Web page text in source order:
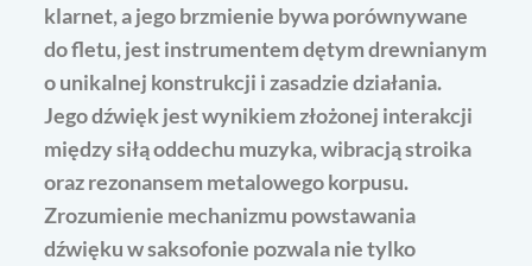
klarnet, a jego brzmienie bywa porównywane
do fletu, jest instrumentem dętym drewnianym
o unikalnej konstrukcji i zasadzie działania.
Jego dźwięk jest wynikiem złożonej interakcji
między siłą oddechu muzyka, wibracją stroika
oraz rezonansem metalowego korpusu.
Zrozumienie mechanizmu powstawania
dźwięku w saksofonie pozwala nie tylko